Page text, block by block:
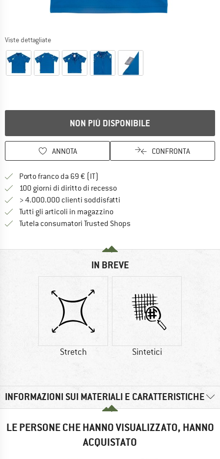
Viste dettagliate
NON PIÙ DISPONIBILE
ANNOTA CONFRONTA
Porto franco da 69 € (IT)
100 giorni di diritto di recessoVai alla politica di recesso qui
> 4.000.000 clienti soddisfatti
Tutti gli articoli in magazzino
Tutela consumatori Trusted Shops
IN BREVE
Stretch Sintetici
INFORMAZIONI SUI MATERIALI E CARATTERISTICHE
LE PERSONE CHE HANNO VISUALIZZATO, HANNO
ACQUISTATO